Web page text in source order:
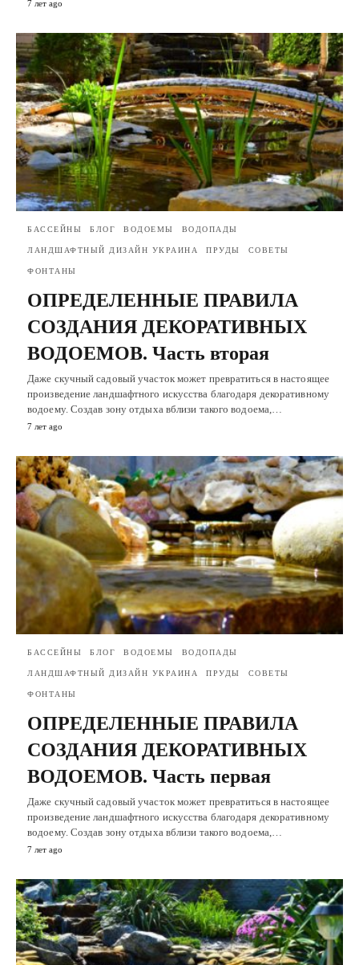
7 лет ago
БАССЕЙНЫ БЛОГ ВОДОЕМЫ ВОДОПАДЫ
ЛАНДШАФТНЫЙ ДИЗАЙН УКРАИНА ПРУДЫ СОВЕТЫ
ФОНТАНЫ
ОПРЕДЕЛЕННЫЕ ПРАВИЛА
СОЗДАНИЯ ДЕКОРАТИВНЫХ
ВОДОЕМОВ. Часть вторая
Даже скучный садовый участок может превратиться в настоящее
произведение ландшафтного искусства благодаря декоративному
водоему. Создав зону отдыха вблизи такого водоема,…
7 лет ago
БАССЕЙНЫ БЛОГ ВОДОЕМЫ ВОДОПАДЫ
ЛАНДШАФТНЫЙ ДИЗАЙН УКРАИНА ПРУДЫ СОВЕТЫ
ФОНТАНЫ
ОПРЕДЕЛЕННЫЕ ПРАВИЛА
СОЗДАНИЯ ДЕКОРАТИВНЫХ
ВОДОЕМОВ. Часть первая
Даже скучный садовый участок может превратиться в настоящее
произведение ландшафтного искусства благодаря декоративному
водоему. Создав зону отдыха вблизи такого водоема,…
7 лет ago